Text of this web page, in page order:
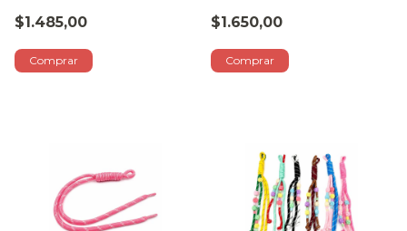
$1.485,00 $1.650,00